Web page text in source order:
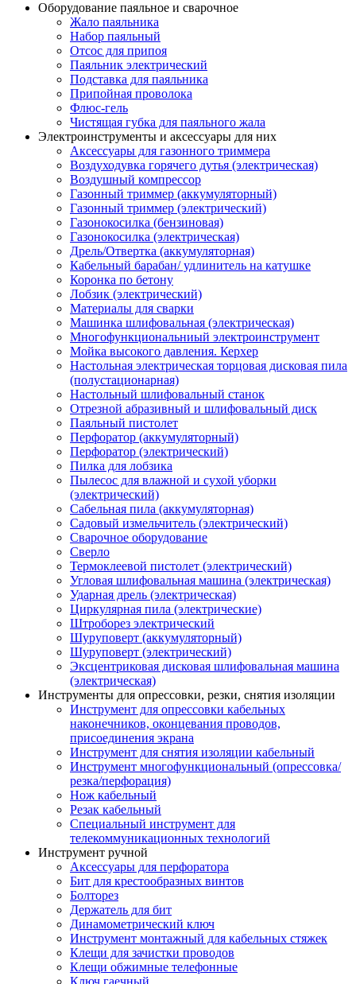
Оборудование паяльное и сварочное
Жало паяльника
Набор паяльный
Отсос для припоя
Паяльник электрический
Подставка для паяльника
Припойная проволока
Флюс-гель
Чистящая губка для паяльного жала
Электроинструменты и аксессуары для них
Аксессуары для газонного триммера
Воздуходувка горячего дутья (электрическая)
Воздушный компрессор
Газонный триммер (аккумуляторный)
Газонный триммер (электрический)
Газонокосилка (бензиновая)
Газонокосилка (электрическая)
Дрель/Отвертка (аккумуляторная)
Кабельный барабан/ удлинитель на катушке
Коронка по бетону
Лобзик (электрический)
Материалы для сварки
Машинка шлифовальная (электрическая)
Многофункциональниый электроинструмент
Мойка высокого давления. Керхер
Настольная электрическая торцовая дисковая пила
(полустационарная)
Настольный шлифовальный станок
Отрезной абразивный и шлифовальный диск
Паяльный пистолет
Перфоратор (аккумуляторный)
Перфоратор (электрический)
Пилка для лобзика
Пылесос для влажной и сухой уборки
(электрический)
Сабельная пила (аккумуляторная)
Садовый измельчитель (электрический)
Сварочное оборудование
Сверло
Термоклеевой пистолет (электрический)
Угловая шлифовальная машина (электрическая)
Ударная дрель (электрическая)
Циркулярная пила (электрические)
Штроборез электрический
Шуруповерт (аккумуляторный)
Шуруповерт (электрический)
Эксцентриковая дисковая шлифовальная машина
(электрическая)
Инструменты для опрессовки, резки, снятия изоляции
Инструмент для опрессовки кабельных
наконечников, оконцевания проводов,
присоединения экрана
Инструмент для снятия изоляции кабельный
Инструмент многофункциональный (опрессовка/
резка/перфорация)
Нож кабельный
Резак кабельный
Специальный инструмент для
телекоммуникационных технологий
Инструмент ручной
Аксессуары для перфоратора
Бит для крестообразных винтов
Болторез
Держатель для бит
Динамометрический ключ
Инструмент монтажный для кабельных стяжек
Клещи для зачистки проводов
Клещи обжимные телефонные
Ключ гаечный